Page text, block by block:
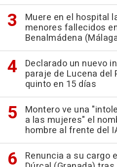
Muere en el hospital
menores fallecidos
Benalmádena
Declarado un nuevo
paraje de Lucena del
quinto en 15 días
Montero ve una
a las mujeres" el
hombre al frente del
Renuncia a su cargo